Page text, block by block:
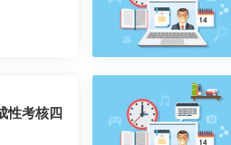
性考核四